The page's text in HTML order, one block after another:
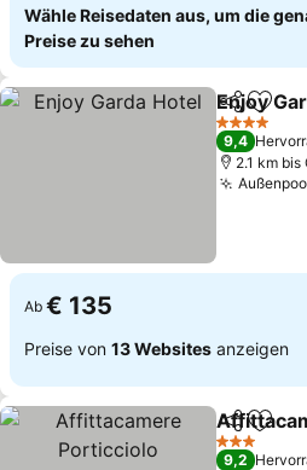
Wähle Reisedaten aus, um die
Preise zu sehen
TeilenZu
Enjoy
4 Sterne
9,4
2.1 km
Ab € 135
Preise von 13 Websites anzeigen
TeilenZu
3 Sterne
9,2